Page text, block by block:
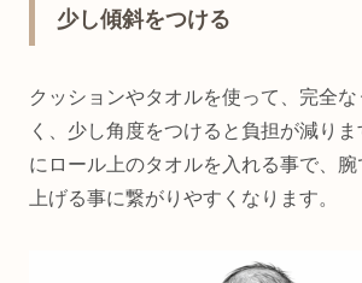
少し傾斜をつける
クッションやタオルを使って、完全
く、少し角度をつけると負担が減り
にロール上のタオルを入れる事で、
上げる事に繋がりやすくなります。